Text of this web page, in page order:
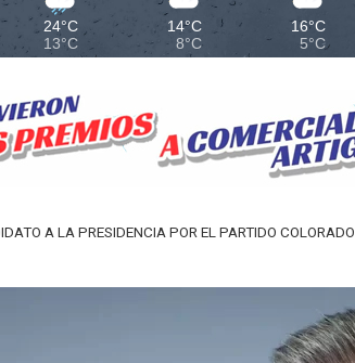
24°C
13°C
14°C
8°C
16°C
5°C
A LA PRESIDENCIA POR EL PARTIDO COLORADO